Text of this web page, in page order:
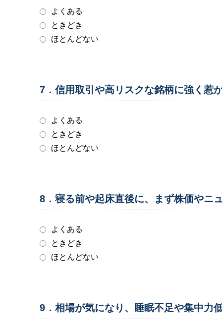
よくある
ときどき
ほとんどない
7．信用取引や高リスクな銘柄に強く惹
よくある
ときどき
ほとんどない
8．寝る前や起床直後に、まず株価やニ
よくある
ときどき
ほとんどない
9．相場が気になり、睡眠不足や集中力